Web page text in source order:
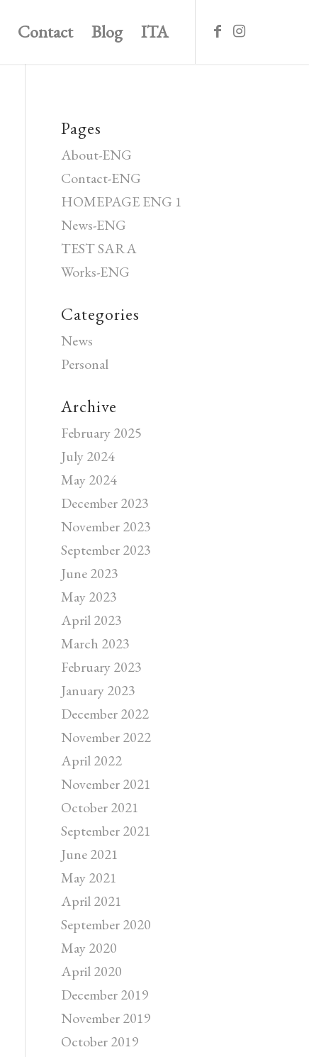
Contact Blog ITA
Pages
About-ENG
Contact-ENG
HOMEPAGE ENG 1
News-ENG
TEST SARA
Works-ENG
Categories
News
Personal
Archive
February 2025
July 2024
May 2024
December 2023
November 2023
September 2023
June 2023
May 2023
April 2023
March 2023
February 2023
January 2023
December 2022
November 2022
April 2022
November 2021
October 2021
September 2021
June 2021
May 2021
April 2021
September 2020
May 2020
April 2020
December 2019
November 2019
October 2019